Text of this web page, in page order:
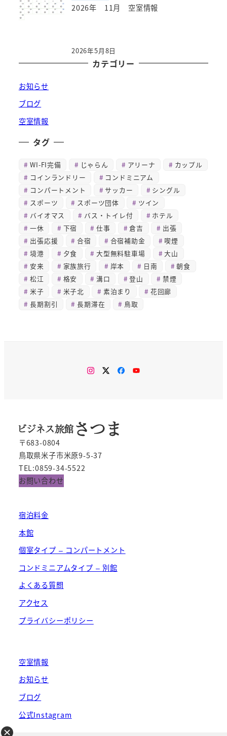
2026年 11月 空室情報
2026年5月8日
カテゴリー
お知らせ
ブログ
空室情報
タグ
WI-FI完備 じゃらん アリーナ
カップル
コインランドリー
コンドミニアム
コンパートメント
サッカー
シングル
スポーツ
スポーツ団体
ツイン
バイオマス
バス・トイレ付
ホテル
一休
下宿 仕事 倉吉
出張
出張応援
合宿 合宿補助金
喫煙
境港
夕食 大型無料駐車場
大山
安来
家族旅行 岸本 日南
朝食
松江
格安 溝口 登山
禁煙
米子
米子北 素泊まり
花回廊
長期割引
長期滞在 鳥取
Instagram
Twitter
Facebook
You
〒683-0804
鳥取県米子市米原9-5-37
TEL:0859-34-5522
お問い合わせ
宿泊料金
本館
個室タイプ – コンパートメント
コンドミニアムタイプ – 別館
よくある質問
アクセス
プライバシーポリシー
空室情報
お知らせ
ブログ
公式Instagram